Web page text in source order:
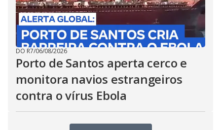
DO R7/06/08/2026
Porto de Santos aperta cerco e
monitora navios estrangeiros
contra o vírus Ebola